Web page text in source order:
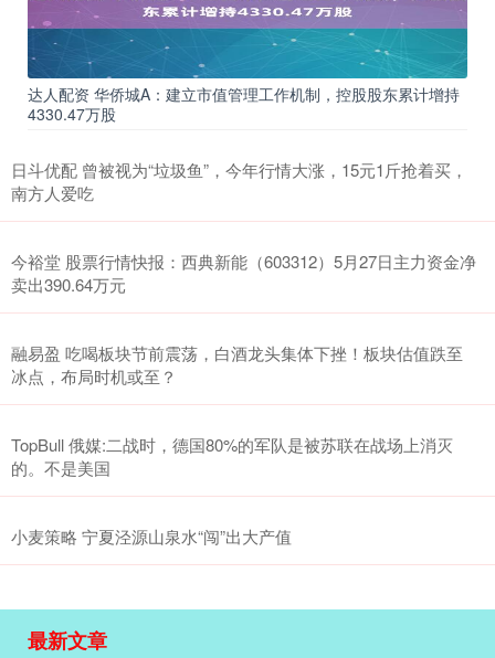
达人配资 华侨城A：建立市值管理工作机制，控股股东累计增持
4330.47万股
日斗优配 曾被视为“垃圾鱼”，今年行情大涨，15元1斤抢着买，
南方人爱吃
今裕堂 股票行情快报：西典新能（603312）5月27日主力资金净
卖出390.64万元
融易盈 吃喝板块节前震荡，白酒龙头集体下挫！板块估值跌至
冰点，布局时机或至？
TopBull 俄媒:二战时，德国80%的军队是被苏联在战场上消灭
的。不是美国
小麦策略 宁夏泾源山泉水“闯”出大产值
最新文章